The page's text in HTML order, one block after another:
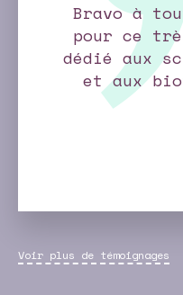
Bravo à
pour ce
dédié aux
et aux
Voir plus de témoignages